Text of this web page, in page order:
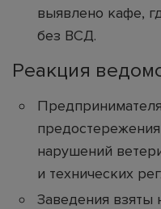
выявлено кафе,
без ВСД.
Реакция
нарушений
и технических
Заведения взяты